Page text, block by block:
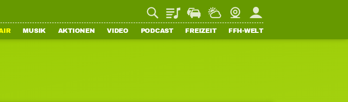
PlaylistStaupilotWetterWebcamMein FFH
MUSIK AKTIONEN VIDEO PODCAST FREIZEIT FFH-WELT